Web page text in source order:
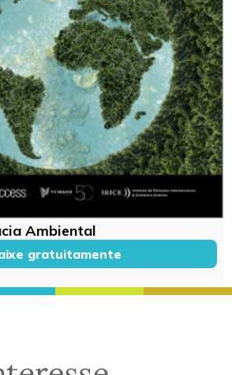
Ambiental
gratuitamente